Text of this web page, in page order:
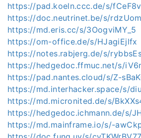
https://pad.koeln.ccc.de/s/
https://doc.neutrinet.be/s/
https://md.eris.cc/s/3OogviMY_5
https://om-office.de/s/HJagiEjlfx
https://notes.rabjerg.de/s/
https://hedgedoc.ffmuc.net/s/
https://pad.nantes.cloud/s/Z-
https://md.interhacker.space/s/
https://md.micronited.de/s/
https://hedgedoc.ichmann.de/s/
https://md.mainframe.io/s/-